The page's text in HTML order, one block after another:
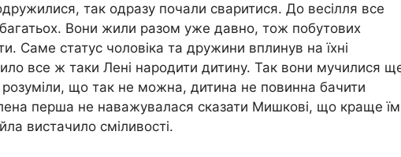
так одразу почали сваритися. До весілля все
Вони жили разом уже давно, тож побутових
Саме статус чоловіка та дружини вплинув на їхні
все ж таки Лені народити дитину. Так вони мучилися
що так не можна, дитина не повинна бачити
перша не наважувалася сказати Мишкові, що краще їм
вистачило сміливості.